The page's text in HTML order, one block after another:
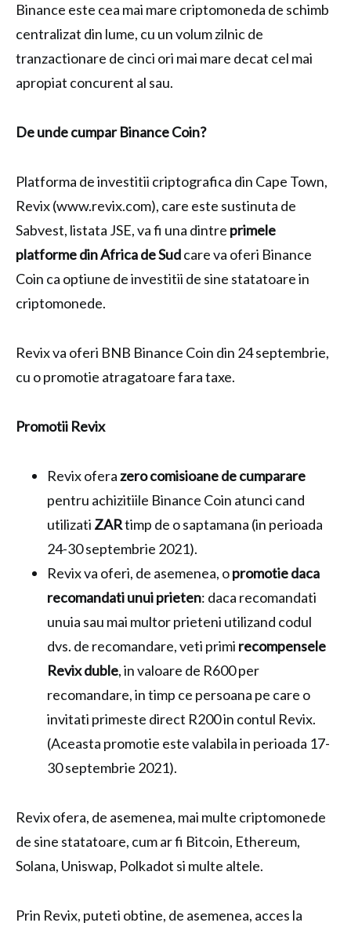
Binance este cea mai mare criptomoneda de schimb
centralizat din lume, cu un volum zilnic de
tranzactionare de cinci ori mai mare decat cel mai
apropiat concurent al sau.
De unde cumpar Binance Coin?
Platforma de investitii criptografica din Cape Town,
Revix (www.revix.com), care este sustinuta de
Sabvest, listata JSE, va fi una dintre primele
platforme din Africa de Sudcare va oferi Binance
Coin ca optiune de investitii de sine statatoare in
criptomonede.
Revix va oferi BNB Binance Coin din 24 septembrie,
cu o promotie atragatoare fara taxe.
Promotii Revix
Revix oferazero comisioane de cumparare
pentru achizitiile Binance Coin atunci cand
utilizati ZARtimp de o saptamana (in perioada
24-30 septembrie 2021).
Revix va oferi, de asemenea, opromotie daca
recomandati unui prieten: daca recomandati
unuia sau mai multor prieteni utilizand codul
dvs. de recomandare, veti primi recompensele
Revix duble, in valoare de R600 per
recomandare, in timp ce persoana pe care o
invitati primeste direct R200 in contul Revix.
(Aceasta promotie este valabila in perioada 17-
30 septembrie 2021).
Revix ofera, de asemenea, mai multe criptomonede
de sine statatoare, cum ar fi Bitcoin, Ethereum,
Solana, Uniswap, Polkadot si multe altele.
Prin Revix, puteti obtine, de asemenea, acces la